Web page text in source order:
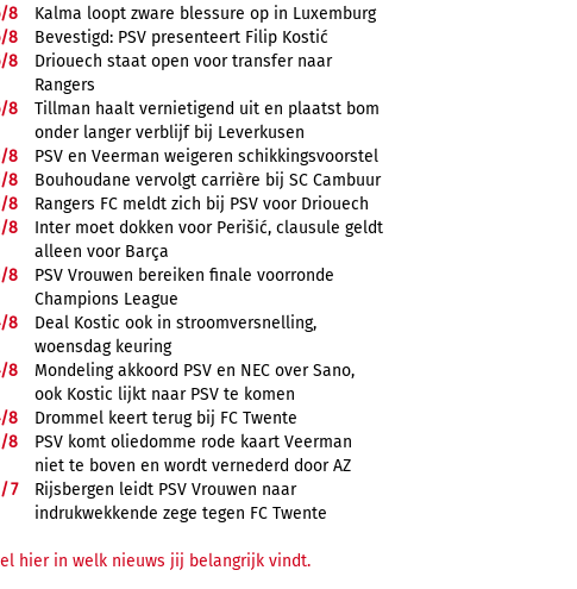
8
Kalma loopt zware blessure op in Luxemburg
8
Bevestigd: PSV presenteert Filip Kostić
8
Driouech staat open voor transfer naar
Rangers
8
Tillman haalt vernietigend uit en plaatst bom
onder langer verblijf bij Leverkusen
8
PSV en Veerman weigeren schikkingsvoorstel
8
Bouhoudane vervolgt carrière bij SC Cambuur
8
Rangers FC meldt zich bij PSV voor Driouech
8
Inter moet dokken voor Perišić, clausule geldt
alleen voor Barça
8
PSV Vrouwen bereiken finale voorronde
Champions League
8
Deal Kostic ook in stroomversnelling,
woensdag keuring
8
Mondeling akkoord PSV en NEC over Sano,
ook Kostic lijkt naar PSV te komen
8
Drommel keert terug bij FC Twente
8
PSV komt oliedomme rode kaart Veerman
niet te boven en wordt vernederd door AZ
7
Rijsbergen leidt PSV Vrouwen naar
indrukwekkende zege tegen FC Twente
hier in welk nieuws jij belangrijk vindt.